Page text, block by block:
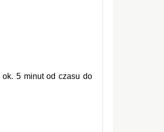
ok. 5 minut od czasu do